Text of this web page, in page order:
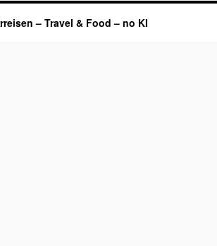
– Travel & Food – no KI